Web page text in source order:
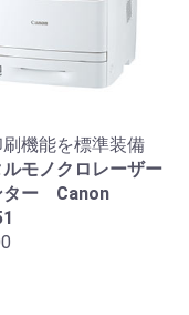
機能を標準装備
ルモノクロレーザー
ター Canon